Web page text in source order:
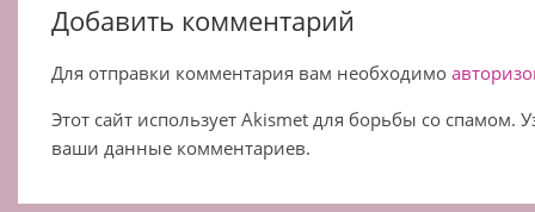
Добавить комментарий
Для отправки комментария вам необходимо
Этот сайт использует Akismet для борьбы со спамом.
ваши данные комментариев.